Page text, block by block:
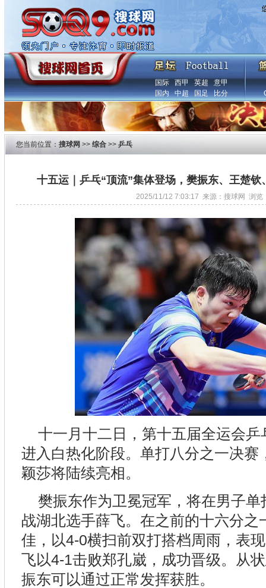
国际 西甲 英超
意甲
国内
中超 国足 比分
您当前位置： 搜球网 >> 综合 >> 乒乓
十五运｜乒乓“顶流”集体登场，樊振东、王楚
2025/11/12 7:03:17 来源：搜球网 浏览
十一月十二日，第十五届全运会
进入白热化阶段。单打八分之一决赛
颖莎将陆续亮相。
樊振东作为卫冕冠军，将在男子
战湖北选手薛飞。在之前的十六分之
佳，以4-0横扫前双打搭档周雨，表
飞以4-1击败郑孔崴，成功晋级。从
振东可以通过正常发挥获胜。